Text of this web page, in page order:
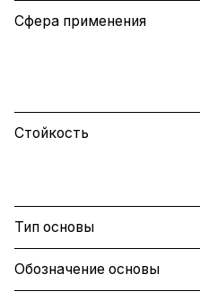
Сфера применения
Стойкость
Тип основы
Обозначение основы